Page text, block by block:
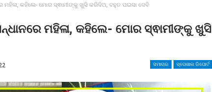
ମହିଳା, କହିଲେ- ମୋର ସ୍ଵାମୀଙ୍କୁ ଖୁସି କରିଦିଅ, ବହୁତ ପଇସା ଦେବି
ମହିଳା, କହିଲେ- ମୋର ସ୍ଵାମୀଙ୍କୁ ଖୁସି
ସମାଚାର ସ୍ପେଶାଲ ରିପୋର୍ଟ